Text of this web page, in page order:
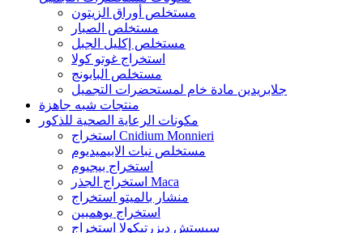
مستخلص أوراق الزيتون
مستخلص الصبار
مستخلص إكليل الجبل
استخراج غوتو كولا
مستخلص البابونج
جلابريدين مادة خام لمستحضرات التجميل
منتجات شبه جاهزة
مكونات الرعاية الصحية للذكور
استخراج Cnidium Monnieri
مستخلص نبات الابيميديوم
استخراج بيجيوم
استخراج الجذر Maca
منشار بالميتو استخراج
استخراج يوهمبين
سيستش ديزرتيكولا استخراج